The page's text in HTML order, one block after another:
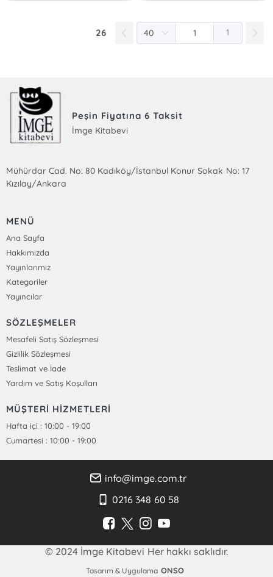
26 1
Peşin Fiyatına 6 Taksit
İmge Kitabevi
Mühürdar Cad. No: 80 Kadıköy/İstanbul Konur Sokak No: 17
Kızılay/Ankara
MENÜ
Ana Sayfa
Hakkımızda
Yayınlarımız
Kategoriler
Yayıncılar
SÖZLEŞMELER
Mesafeli Satış Sözleşmesi
Gizlilik Sözleşmesi
Teslimat ve İade
Yardım ve Satış Koşulları
MÜŞTERİ HİZMETLERİ
Hafta içi : 10:00 - 19:00
Cumartesi : 10:00 - 19:00
info@imge.com.tr
0216 348 60 58
© 2024 İmge Kitabevi Her hakkı saklıdır.
Tasarım & Uygulama ONSO